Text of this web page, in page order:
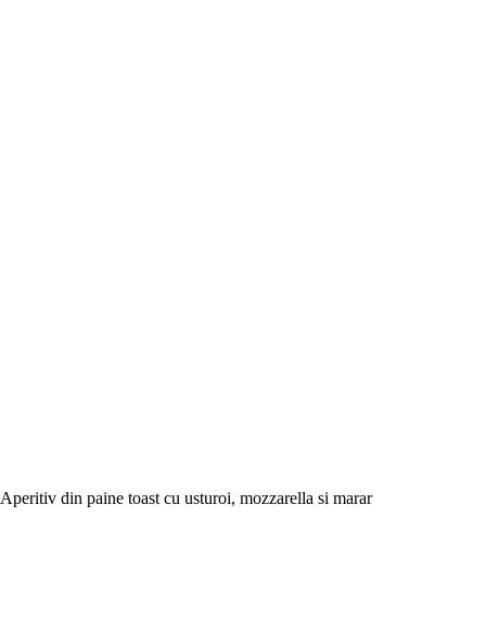
Aperitiv din paine toast cu usturoi, mozzarella si marar